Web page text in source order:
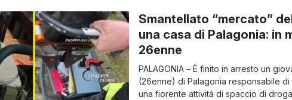
Smantellato “mercato”
una casa di Palagonia: in
26enne
PALAGONIA – È finito in arresto un
(26enne) di Palagonia responsabile di
una fiorente attività di spaccio di